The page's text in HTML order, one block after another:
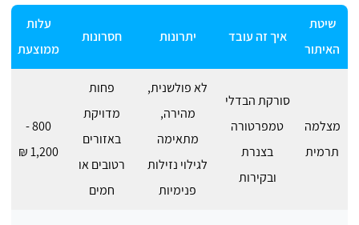
שיטת
האיתור
איך זה עובד יתרונות חסרונות
עלות
ממוצעת
מצלמה
תרמית
סורקת הבדלי
טמפרטורה
בצנרת
ובקירות
לא פולשנית,
מהירה,
מתאימה
לגילוי נזילות
פנימיות
פחות
מדויקת
באזורים
רטובים או
חמים
800 -
1,200 ₪